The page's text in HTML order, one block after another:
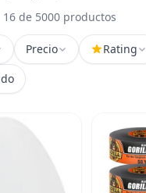
de 5000 productos
Precio
Rating